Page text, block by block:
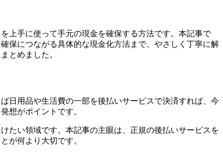
上手に使って手元の現金を確保する方法です。本記事で
保につながる具体的な現金化方法まで、やさしく丁寧に解
とめました。
日用品や生活費の一部を後払いサービスで決済すれば、今
想がポイントです。
たい領域です。本記事の主眼は、正規の後払いサービスを
が何より大切です。